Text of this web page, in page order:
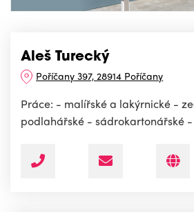
Aleš Turecký
Poříčany 397, 28914 Poříčany
Práce: - malířské a lakýrnické -
podlahářské - sádrokartonářské